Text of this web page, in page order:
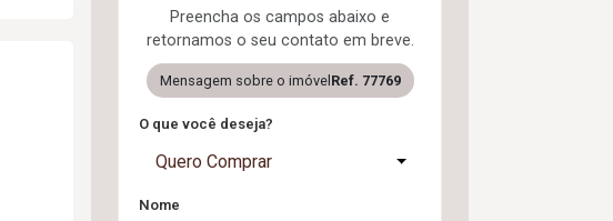
Preencha os campos abaixo e
retornamos o seu contato em breve.
Mensagem sobre o imóvel Ref. 77769
O que você deseja?
Quero Comprar
Nome